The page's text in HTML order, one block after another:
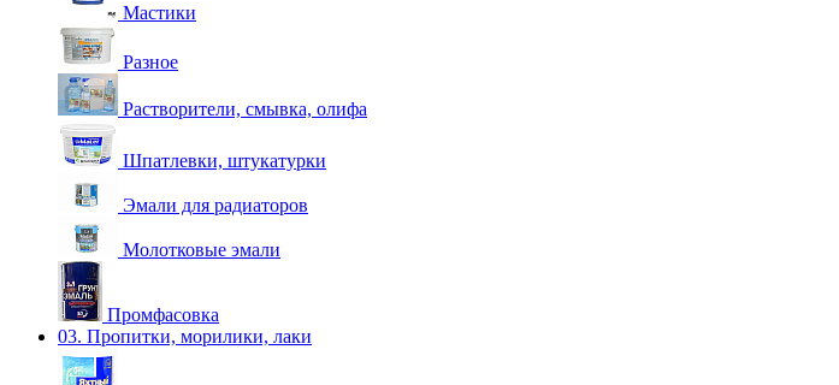
Мастики
Разное
Растворители, смывка, олифа
Шпатлевки, штукатурки
Эмали для радиаторов
Молотковые эмали
Промфасовка
03. Пропитки, морилики, лаки